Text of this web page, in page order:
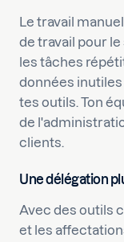
Le travail
de travail pour
les tâches
données
tes outils. Ton
de
clients.
Une délégation
Avec des outils
et les